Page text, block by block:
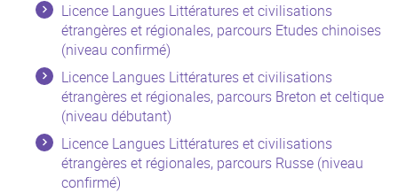
Licence Langues Littératures et civilisations
étrangères et régionales, parcours Etudes chinoises
(niveau confirmé)
Licence Langues Littératures et civilisations
étrangères et régionales, parcours Breton et celtique
(niveau débutant)
Licence Langues Littératures et civilisations
étrangères et régionales, parcours Russe (niveau
confirmé)